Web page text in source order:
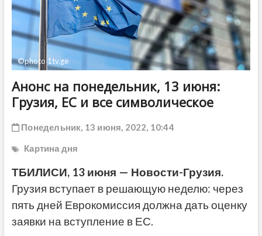
©photo 1tv.ge
Анонс на понедельник, 13 июня:
Грузия, ЕС и все символическое
Понедельник, 13 июня, 2022, 10:44
Картина дня
ТБИЛИСИ, 13 июня — Новости-Грузия.
Грузия вступает в решающую неделю: через
пять дней Еврокомиссия должна дать оценку
заявки на вступление в ЕС.